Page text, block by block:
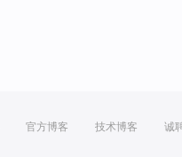
官方博客 技术博客 诚